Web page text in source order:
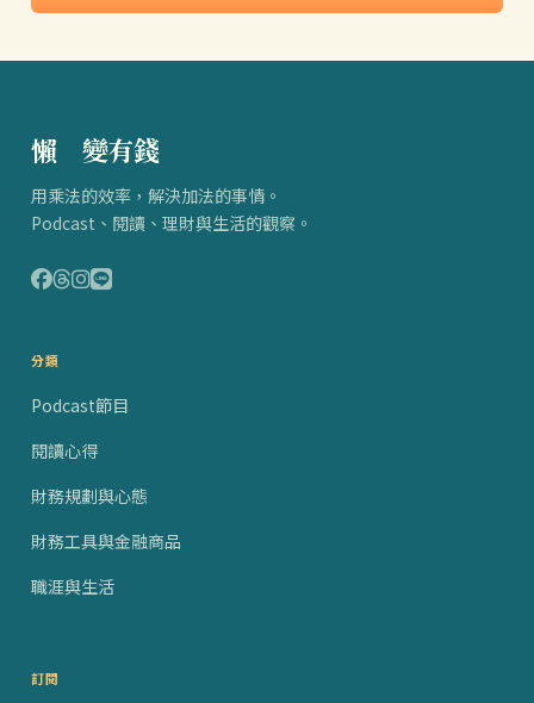
懶得 變有錢
用乘法的效率，解決加法的事情。
Podcast、閱讀、理財與生活的觀察。
分類
Podcast節目
閱讀心得
財務規劃與心態
財務工具與金融商品
職涯與生活
訂閱